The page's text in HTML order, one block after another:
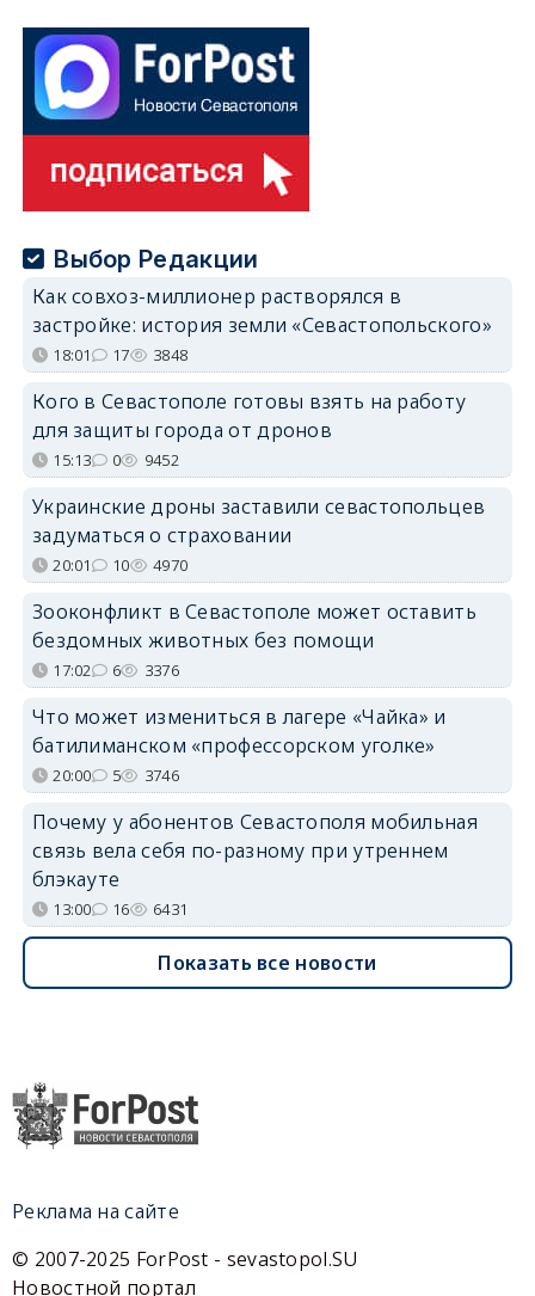
Выбор Редакции
Как совхоз-миллионер растворялся в
застройке: история земли «Севастопольского»
18:01 17 3848
Кого в Севастополе готовы взять на работу
для защиты города от дронов
15:13 0 9452
Украинские дроны заставили севастопольцев
задуматься о страховании
20:01 10 4970
Зооконфликт в Севастополе может оставить
бездомных животных без помощи
17:02 6 3376
Что может измениться в лагере «Чайка» и
батилиманском «профессорском уголке»
20:00 5 3746
Почему у абонентов Севастополя мобильная
связь вела себя по-разному при утреннем
блэкауте
13:00 16 6431
Показать все новости
Реклама на сайте
© 2007-2025 ForPost - sevastopol.SU
Новостной портал